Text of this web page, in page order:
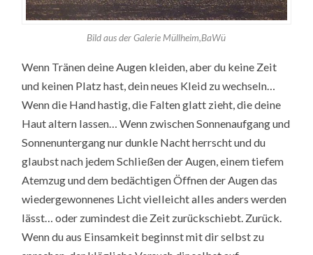
Bild aus der Galerie Müllheim,BaWü
Wenn Tränen deine Augen kleiden, aber du keine Zeit
und keinen Platz hast, dein neues Kleid zu wechseln…
Wenn die Hand hastig, die Falten glatt zieht, die deine
Haut altern lassen… Wenn zwischen Sonnenaufgang und
Sonnenuntergang nur dunkle Nacht herrscht und du
glaubst nach jedem Schließen der Augen, einem tiefem
Atemzug und dem bedächtigen Öffnen der Augen das
wiedergewonnenes Licht vielleicht alles anders werden
lässt… oder zumindest die Zeit zurückschiebt. Zurück.
Wenn du aus Einsamkeit beginnst mit dir selbst zu